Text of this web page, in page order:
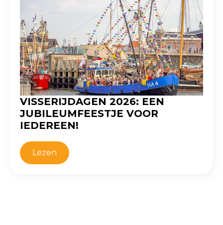
VISSERIJDAGEN 2026: EEN
JUBILEUMFEESTJE VOOR
IEDEREEN!
Lezen